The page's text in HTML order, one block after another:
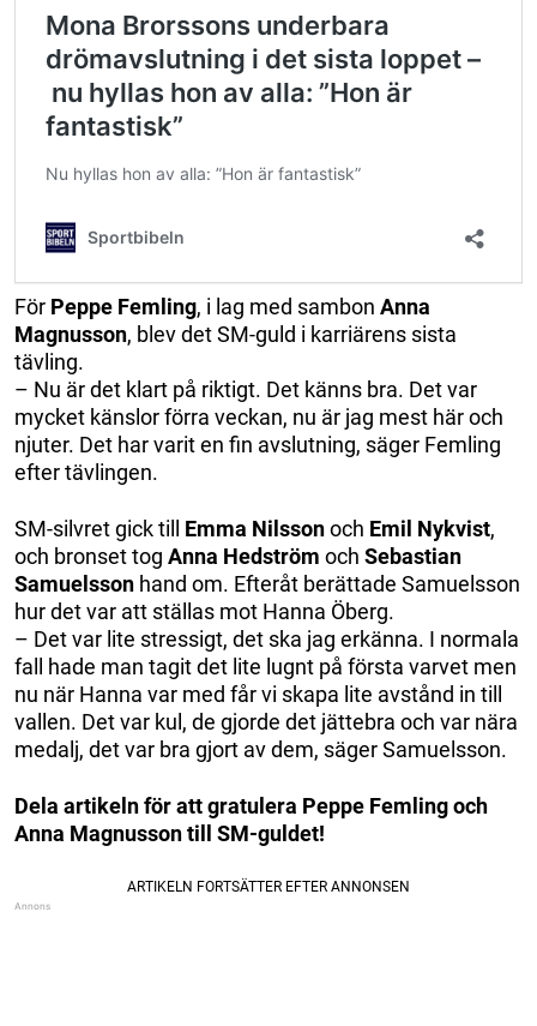
För Peppe Femling, i lag med sambon Anna
Magnusson, blev det SM-guld i karriärens sista
tävling.
– Nu är det klart på riktigt. Det känns bra. Det var
mycket känslor förra veckan, nu är jag mest här och
njuter. Det har varit en fin avslutning, säger Femling
efter tävlingen.
SM-silvret gick till Emma Nilssonoch Emil Nykvist,
och bronset tog Anna Hedström och Sebastian
Samuelsson hand om. Efteråt berättade Samuelsson
hur det var att ställas mot Hanna Öberg.
– Det var lite stressigt, det ska jag erkänna. I normala
fall hade man tagit det lite lugnt på första varvet men
nu när Hanna var med får vi skapa lite avstånd in till
vallen. Det var kul, de gjorde det jättebra och var nära
medalj, det var bra gjort av dem, säger Samuelsson.
Dela artikeln för att gratulera Peppe Femling och
Anna Magnusson till SM-guldet!